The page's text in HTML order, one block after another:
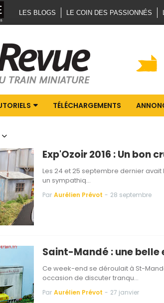
LES BLOGS LE COIN DES PASSIONNÉS
TÉLÉCHARGEMENTS
Exp'Ozoir 2016 : Un bon
Les 24 et 25 septembre dernier avait
un sympathiq…
Par Aurélien Prévot - 28 septembre
Saint-Mandé : une belle
Ce week-end se déroulait à St-
occasion de discuter tranqu…
Par Aurélien Prévot - 27 janvier